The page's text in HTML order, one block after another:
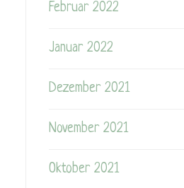
Februar 2022
Januar 2022
Dezember 2021
November 2021
Oktober 2021